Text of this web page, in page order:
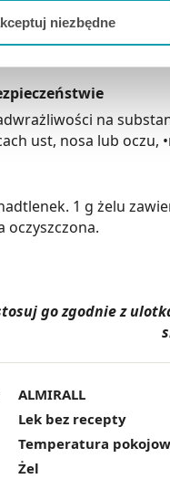
Strony.
niezbędne
skórę. Osoby z
na
ust, nosa lub
1 g żelu
oczyszczona.
go zgodnie z
ALMIRALL
Lek bez recepty
Temperatura
Żel